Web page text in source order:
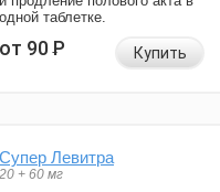
одной таблетке.
от 90Р Купить
Супер Левитра
20 + 60 мг